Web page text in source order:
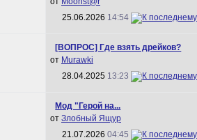
25.06.2026 14:54
[ВОПРОС] Где взять дрейков?
от Murawki
28.04.2025 13:23
Мод "Герой на...
от Злобный Ящур
21.07.202604:45